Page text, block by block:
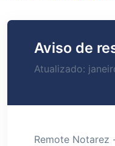
Aviso de
Atualizado:
Remote Notarez